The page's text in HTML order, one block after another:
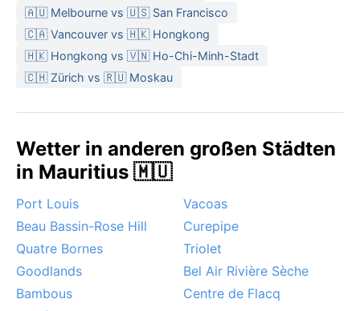
🇦🇺 Melbourne vs 🇺🇸 San Francisco
🇨🇦 Vancouver vs 🇭🇰 Hongkong
🇭🇰 Hongkong vs 🇻🇳 Ho-Chi-Minh-Stadt
🇨🇭 Zürich vs 🇷🇺 Moskau
Wetter in anderen großen Städten
in Mauritius 🇲🇺
Port Louis
Vacoas
Beau Bassin-Rose Hill
Curepipe
Quatre Bornes
Triolet
Goodlands
Bel Air Rivière Sèche
Bambous
Centre de Flacq